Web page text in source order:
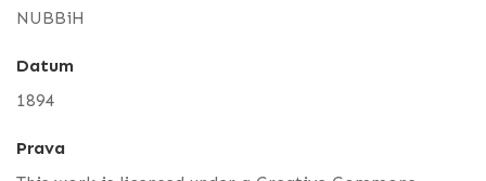
NUBBiH
Datum
1894
Prava